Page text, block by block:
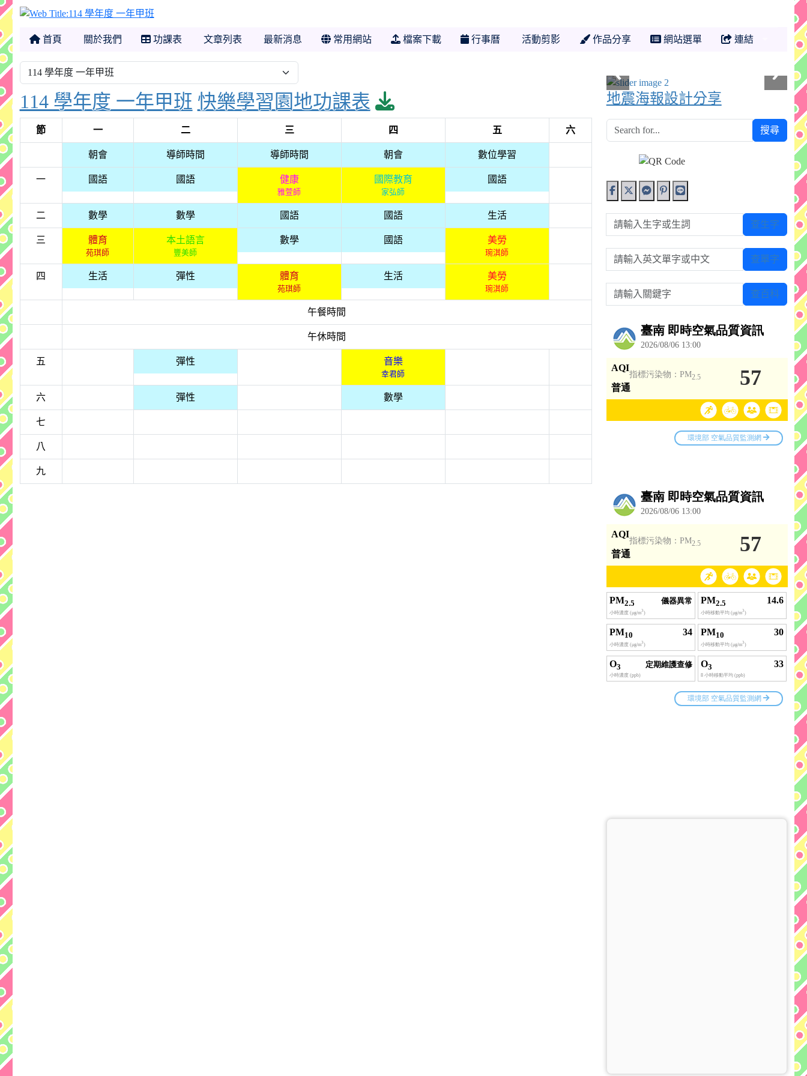
114 學年度 一年甲班
首頁 關於我們 功課表 文章列表 最新消息 常用網站 檔案下載 行事曆 活動剪影 作品分享 網站選單 連結
114 學年度 一年甲班 快樂學習園地功課表 download pdf
節 一 二 三 四 五 六
朝會 導師時間 導師時間 朝會 數位學習
一 國語 國語 健康
雅萱師
國際教育
家弘師
國語
二 數學 數學 國語 國語 生活
三 體育
苑琪師
本土語言
豐美師
數學 國語 美勞
琬淇師
四 生活 彈性 體育
苑琪師
生活 美勞
琬淇師
午餐時間
午休時間
五 彈性 音樂
幸君師
六 彈性 數學
七
八
九
地震海報設計分享
搜尋
請輸入生字或生詞 查生字
請輸入英文單字或中文 查單字
請輸入關鍵字 查百科